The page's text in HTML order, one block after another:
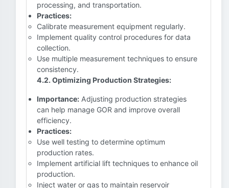
processing, and transportation.
Practices:
Calibrate measurement equipment regularly.
Implement quality control procedures for data
collection.
Use multiple measurement techniques to ensure
consistency.
4.2. Optimizing Production Strategies:
Importance: Adjusting production strategies
can help manage GOR and improve overall
efficiency.
Practices:
Use well testing to determine optimum
production rates.
Implement artificial lift techniques to enhance oil
production.
Inject water or gas to maintain reservoir